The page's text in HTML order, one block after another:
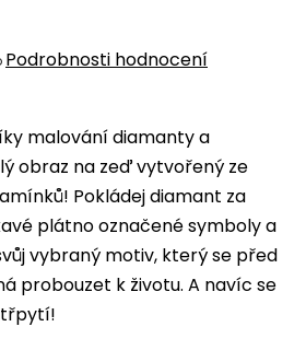
malování diamanty a
obraz na zeď vytvořený ze
Pokládej diamant za
plátno označené symboly a
vybraný motiv, který se před
probouzet k životu. A navíc se
třpytí!
Podrobnosti hodnocení